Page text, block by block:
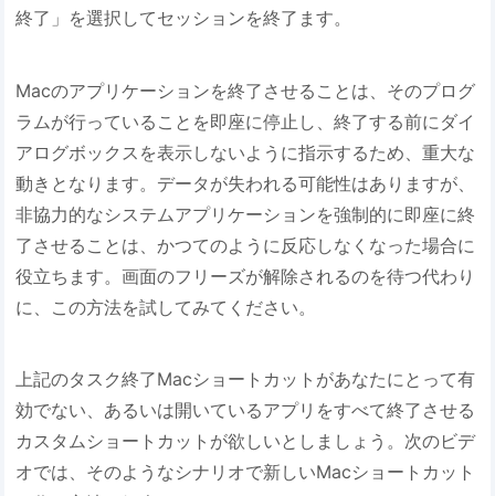
終了」を選択してセッションを終了ます。
Macのアプリケーションを終了させることは、そのプログ
ラムが行っていることを即座に停止し、終了する前にダイ
アログボックスを表示しないように指示するため、重大な
動きとなります。データが失われる可能性はありますが、
非協力的なシステムアプリケーションを強制的に即座に終
了させることは、かつてのように反応しなくなった場合に
役立ちます。画面のフリーズが解除されるのを待つ代わり
に、この方法を試してみてください。
上記のタスク終了Macショートカットがあなたにとって有
効でない、あるいは開いているアプリをすべて終了させる
カスタムショートカットが欲しいとしましょう。次のビデ
オでは、そのようなシナリオで新しいMacショートカット